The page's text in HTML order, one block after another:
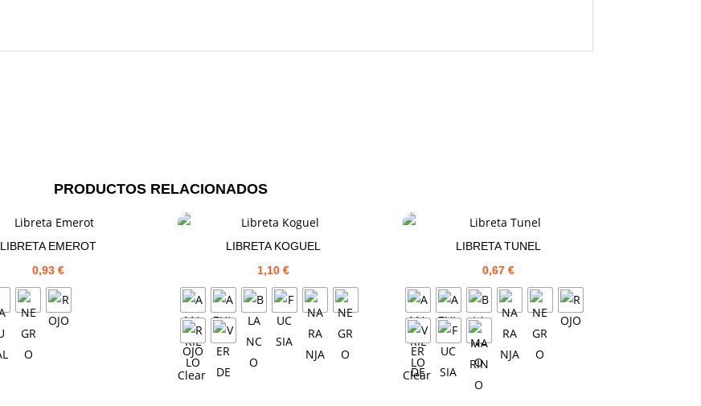
PRODUCTOS RELACIONADOS
LIBRETA EMEROT
0,93 €
LIBRETA KOGUEL
1,10€
Clear
LIBRETA TUNEL
0,67€
Clear